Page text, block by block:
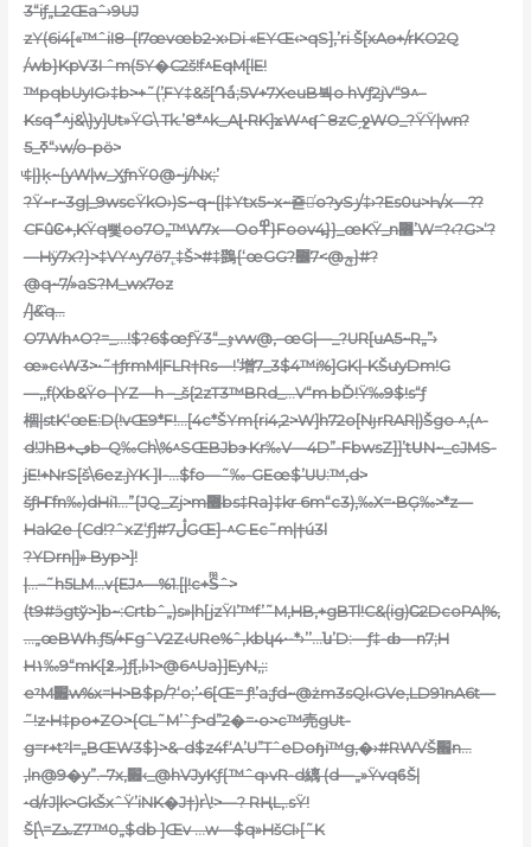
3“iƒ„L2Œaˆ›9UJ
zY(6i4[«™ˆiI8–{I7œvœb2•x›Di «EYŒ‹>qS],’ri Š[xAɵ+/rKO2Q
/wb}KpV3I ˆm(5Y�C2š!f^EqM[lE!
™pqbUyIG›‡b>+˜(’֧FY‡&š[Դǻ;5V+7XҽuB붝o hVƒ2jV“9^–
Ksqާˆ^j&\}y]Ut»ŸG\ Tk.’8*^k_Aɭ•RK]ϫW^ʠˆ8zCˏջWO_?ŸŸ|wn?
ߧ_5“›w/o-pӧ>
ͧ‡|}ķ~{yW|w_ӼƒnŸ0@~j/Nx;’
?Ÿ~r~3g|_9wscŸkO›)S~q~{|‡Ytx5~x~죧ͬo?ɏSݫ/‡›?Es0u>Һ/x—??
CFûϾ+,KŸq뻧oo7Oܿ„™W7x—Oo߾}Foov4߽}}_œKŸ_n޾’W=?‹?G>‘?
—Hÿ7x?}>‡VY^y7ӧ7˿‡Š>#‡䳾{‘œGG?ݼ@>7߼}#?
@q~7/»aS?M_wx7oz
/]&̏q…
O7Wh^O?=_…!$?6$œƒŸٷ_“3vw@‚–œG|—_?UR[uA5~R„”›
œ»c‹W3>•˜†ƒrmM|FLR†Rs—!’增7_3$4™i%]GK|-KŠưyDm!G
—‚,f(Xb&Ÿo–|YZ—h –_š{2zT3™BRd_…V“m bĎ!Ÿ‰9$!s“ƒ
棝|stK‘œE:D(!vŒ9*F!…[4c*ŠYm{ri4‚2>W]h72o[NȷrRAR|)Šgo ^,(^-
d!JhB+ڢb–Q‰Ch\%^SŒBJbɝKr‰V—4D”-FbwsZ]]’tՍN~_cJMS-
jE!+NrS[š\6ez.jYK ]ا-…$fo—˜‰-GEœ$’UU:™,d>
šƒҤfn‰)dHi1…”{JQ_Zj>m޶bs‡Ra}‡kr 6m“c3),‰X=•BĢ‰>*z—
Hak2e {Cd!?ˆxZ‘ƒ]#7ڷGŒ]-^C Ec˜m|†ú3l
?ҰDrn|]» Byp>]!
|…–˜h5LM…v{EJ^—%1.[|!c+Šͫˆ>
(t9#ӭgtў>]b~:Crtbˆ„)s»|h[jzŸI’™f’˜M,HB‚+gBTl!C&(ig)C̷2DcoPA|%,
…„œBWh.ƒ5/+FgˆV2Z‹URe%ˆ,kbկ4•-*›’’…ն’D:—ƒ‡-ȸ—n7;H
H١‰9“mK[߶.˶}ƒ[‚l›1>@6^Ua}]EyN,;:
eˀM׏w%x=H>B$p/?‘o;’•6[Œ= ƒ!’a;ƒd~@żm3sQl‹GVe‚LD91nA6t—
˜!z•H‡po+ZO>{CL˜M’`ƒ>d”2�=•o>c™壳gUt-
g=r+tˀl=„BŒW3$}>&-d$z4f‘A’U”TˆeDoɧi™g,�›#RWVŠ׫n…
‚ln@9�y”.–7x‚׏‹_@hVJyKƒ{™ˆq›vR-d縭 (d—„»ŸvqϐŠ|
•d/rJ|k>GkŠxˆŸ’iNK�J†)r\!>—? RҢL,.sŸ!
Š[\=ZܥZ7™0„$db ]Œv …w—$q»HšCI›[˜K